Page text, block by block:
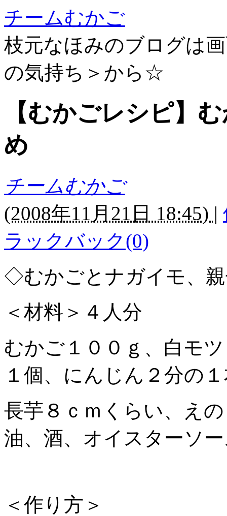
チームむかご
枝元なほみのブログは
の気持ち＞から☆
【むかごレシピ】
め
チームむかご
(2008年11月21日 18:45) |
ラックバック(0)
◇むかごとナガイモ、
＜材料＞４人分
むかご１００ｇ、白モ
１個、にんじん２分の
長芋８ｃｍくらい、え
油、酒、オイスターソ
＜作り方＞